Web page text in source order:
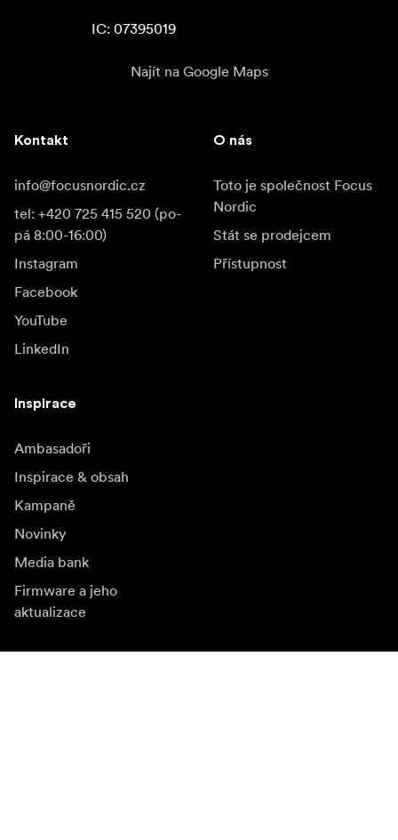
IC: 07395019
Najít na Google Maps
Kontakt
info@focusnordic.cz
tel: +420 725 415 520 (po-
pá 8:00-16:00)
Instagram
Facebook
YouTube
LinkedIn
O nás
Toto je společnost Focus
Nordic
Stát se prodejcem
Přístupnost
Inspirace
Ambasadoři
Inspirace & obsah
Kampaně
Novinky
Media bank
Firmware a jeho
aktualizace